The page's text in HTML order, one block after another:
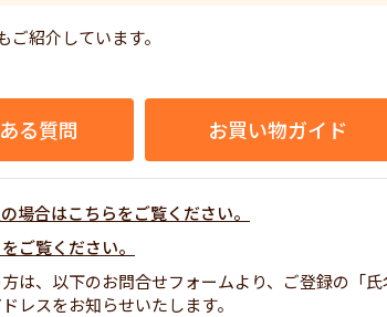
紹介しています。
る質問 お買い物ガイド
場合はこちらをご覧ください。
ご覧ください。
は、以下のお問合せフォームより、ご登録の「氏
レスをお知らせいたします。